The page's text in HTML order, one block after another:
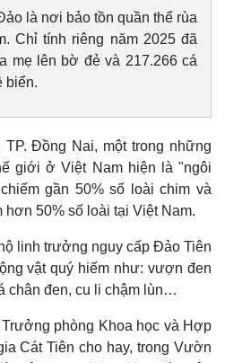
là nơi bảo tồn quần thể rùa
Chỉ tính riêng năm 2025 đã
mẹ lên bờ đẻ và 217.266 cá
biển.
Đồng Nai, một trong những
giới ở Việt Nam hiện là "ngôi
gần 50% số loài chim và
50% số loài tại Việt Nam.
linh trưởng nguy cấp Đảo Tiên
vật quý hiếm như: vượn đen
chân đen, cu li chậm lùn…
phòng Khoa học và Hợp
Cát Tiên cho hay, trong Vườn